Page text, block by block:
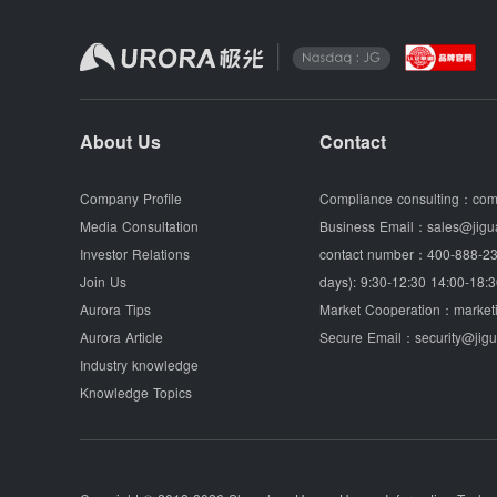
About Us
Company Profile
Media Consultation
Investor Relations
Join Us
Aurora Tips
Aurora Article
Industry knowledge
Knowledge Topics
Contact
Compliance consulting：
Business Email：
contact number： 400-888-
days): 9:30-12:30 14:00-
Market Cooperation：
Secure Email：